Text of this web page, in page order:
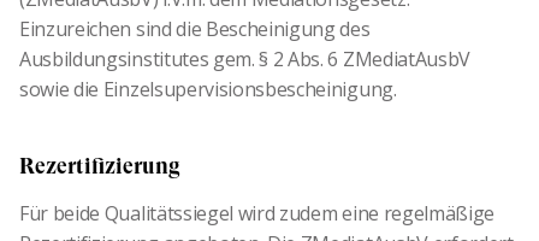
Einzureichen sind die Bescheinigung des
Ausbildungsinstitutes gem. § 2 Abs. 6 ZMediatAusbV
sowie die Einzelsupervisionsbescheinigung.
Rezertifizierung
Für beide Qualitätssiegel wird zudem eine regelmäßige